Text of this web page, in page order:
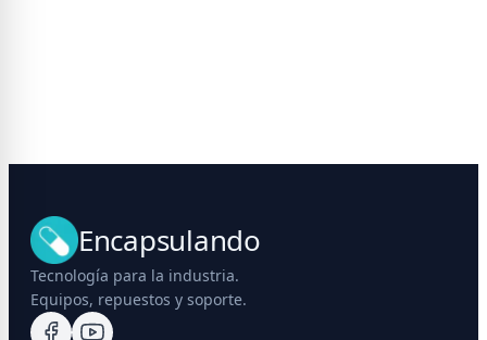
Encapsulando
Tecnología para la industria.
Equipos, repuestos y soporte.